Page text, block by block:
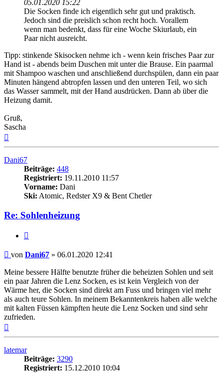
05.01.2020 15:22
Die Socken finde ich eigentlich sehr gut und praktisch.
Jedoch sind die preislich schon recht hoch. Vorallem
wenn man bedenkt, dass für eine Woche Skiurlaub, ein
Paar nicht ausreicht.
Tipp: stinkende Skisocken nehme ich - wenn kein frisches Paar zur
Hand ist - abends beim Duschen mit unter die Brause. Ein paarmal
mit Shampoo waschen und anschließend durchspülen, dann ein paar
Minuten hängend abtropfen lassen und den unteren Teil, wo sich
das Wasser sammelt, mit der Hand ausdrücken. Dann ab über die
Heizung damit.
Gruß,
Sascha
Dani67
Beiträge: 448
Registriert: 19.11.2010 11:57
Vorname: Dani
Ski: Atomic, Redster X9 & Bent Chetler
Re: Sohlenheizung
Beitrag
von Dani67 » 06.01.2020 12:41
Meine bessere Hälfte benutzte früher die beheizten Sohlen und seit
ein paar Jahren die Lenz Socken, es ist kein Vergleich von der
Wärme her, die Socken sind direkt am Fuss und bringen viel mehr
als auch teure Sohlen. In meinem Bekanntenkreis haben alle welche
mit kalten Füssen kämpften heute die Lenz Socken und sind sehr
zufrieden.
oben
latemar
Beiträge: 3290
Registriert: 15.12.2010 10:04